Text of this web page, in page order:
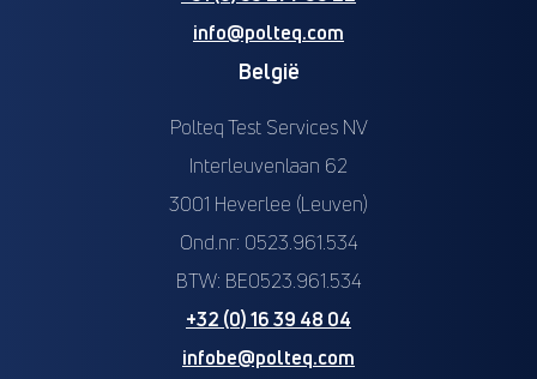
info@polteq.com
België
Polteq Test Services NV
Interleuvenlaan 62
3001 Heverlee (Leuven)
Ond.nr: 0523.961.534
BTW: BE0523.961.534
+32 (0) 16 39 48 04
infobe@polteq.com